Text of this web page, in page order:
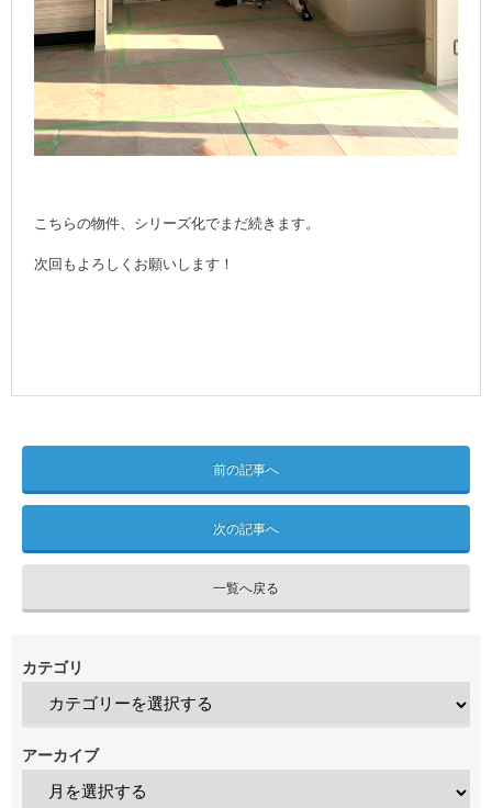
こちらの物件、シリーズ化でまだ続きます。
次回もよろしくお願いします！
前の記事へ
次の記事へ
一覧へ戻る
カテゴリ
アーカイブ